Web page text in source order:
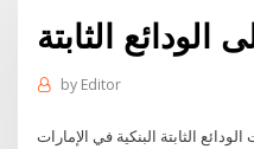
by Editor
الثابتة البنكية في الإمارات